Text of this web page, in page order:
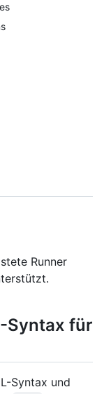
Runner
Syntax für
Syntax und